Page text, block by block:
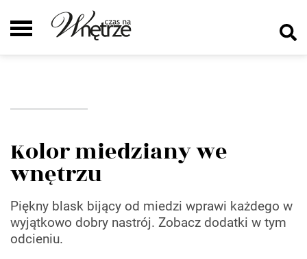
Kolor miedziany we
wnętrzu
Piękny blask bijący od miedzi wprawi każdego w
wyjątkowo dobry nastrój. Zobacz dodatki w tym
odcieniu.